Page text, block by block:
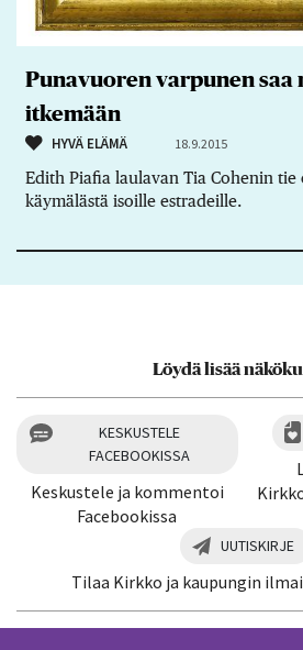
Punavuoren varpunen saa
itkemään
HYVÄ ELÄMÄ 18.9.2015
Edith Piafia laulavan Tia Cohenin tie
käymälästä isoille estradeille.
Löydä lisää
KESKUSTELE
FACEBOOKISSA
Keskustele ja kommentoi
Facebookissa
UUTISKIRJE
Tilaa Kirkko ja kaupungin